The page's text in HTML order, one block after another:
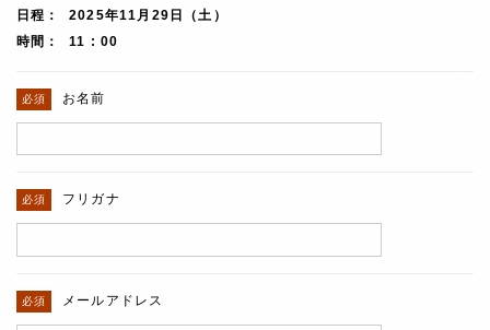
日程
2025年11月29日（土）
時間
11 : 00
お名前
フリガナ
メールアドレス